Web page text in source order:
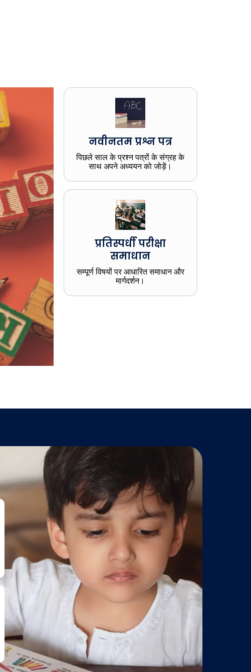
नवीनतम प्रश्न पत्र
पिछले साल के प्रश्न पत्रों के संग्रह के
साथ अपने अध्ययन को जोड़ें।
प्रतिस्पर्धी परीक्षा
समाधान
सम्पूर्ण विषयों पर आधारित समाधान और
मार्गदर्शन।